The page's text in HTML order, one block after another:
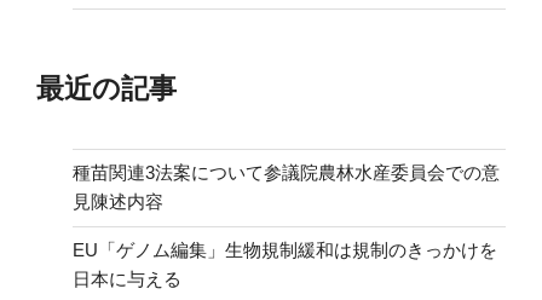
最近の記事
種苗関連3法案について参議院農林水産委員会での意
見陳述内容
EU「ゲノム編集」生物規制緩和は規制のきっかけを
日本に与える